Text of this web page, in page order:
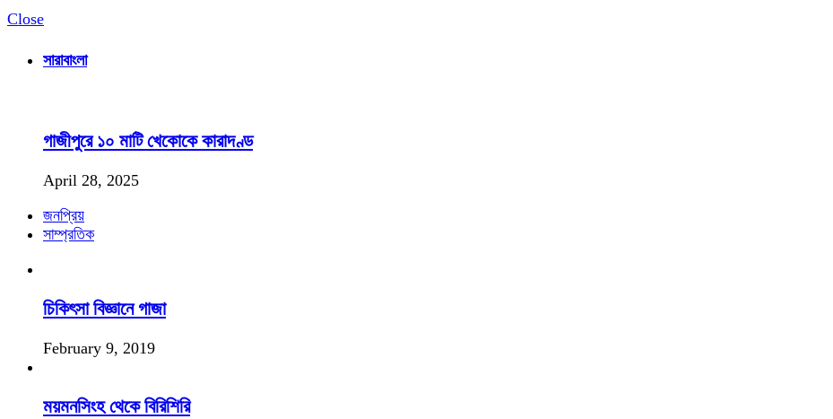
Close
সারাবাংলা
গাজীপুরে ১০ মাটি খেকোকে কারাদণ্ড
April 28, 2025
জনপ্রিয়
সাম্প্রতিক
চিকিৎসা বিজ্ঞানে গাজা
February 9, 2019
ময়মনসিংহ থেকে বিরিশিরি